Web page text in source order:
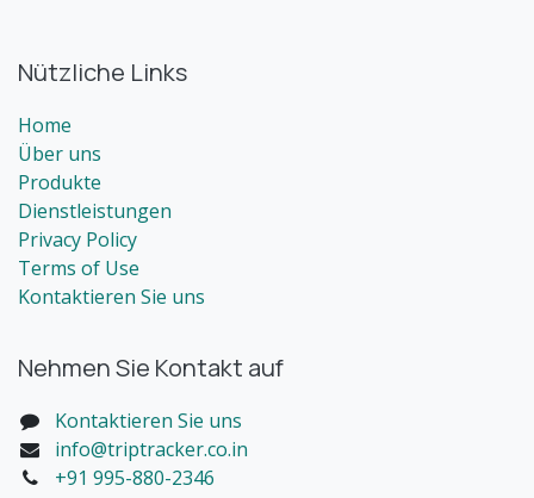
Nützliche Links
Home
Über uns
Produkte
Dienstleistungen
Privacy Policy
Terms of Use
Kontaktieren Sie uns
Nehmen Sie Kontakt auf
Kontaktieren Sie uns
info@triptracker.co.in
+91 995-880-2346